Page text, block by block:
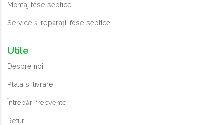
Montaj fose septice
Service și reparații fose septice
Utile
Despre noi
Plata si livrare
Întrebări frecvente
Retur